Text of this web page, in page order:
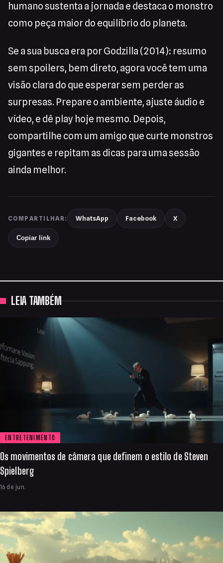
humano sustenta a jornada e destaca o monstro
como peça maior do equilíbrio do planeta.
Se a sua busca era por Godzilla (2014): resumo
sem spoilers, bem direto, agora você tem uma
visão clara do que esperar sem perder as
surpresas. Prepare o ambiente, ajuste áudio e
vídeo, e dê play hoje mesmo. Depois,
compartilhe com um amigo que curte monstros
gigantes e repitam as dicas para uma sessão
ainda melhor.
COMPARTILHAR: WhatsApp Facebook X
Copiar link
LEIA TAMBÉM
ENTRETENIMENTO
Os movimentos de câmera que definem o estilo de Steven
Spielberg
16 de jun.